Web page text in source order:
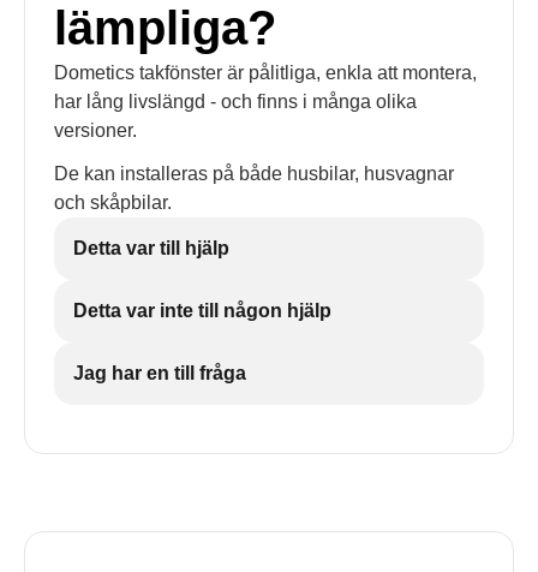
lämpliga?
Dometics takfönster är pålitliga, enkla att montera,
har lång livslängd - och finns i många olika
versioner.
De kan installeras på både husbilar, husvagnar
och skåpbilar.
Detta var till hjälp
Detta var inte till någon hjälp
Jag har en till fråga